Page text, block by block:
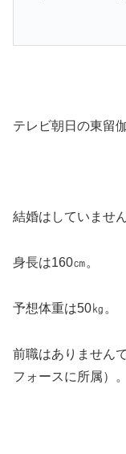
テレビ朝日の東留
結婚はしていません
身長は160㎝。
予想体重は50㎏。
前職はありません
フォースに所属）。